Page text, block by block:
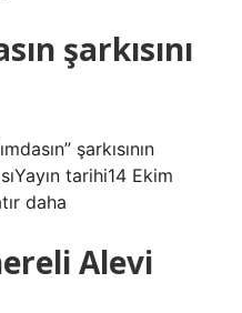
şarkısını
şarkısının
tarihi14 Ekim
daha
Alevi